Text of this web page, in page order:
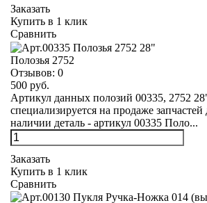
Заказать
Купить в 1 клик
Сравнить
Полозья 2752
Отзывов: 0
500 руб.
Артикул данных полозий 00335, 2752
специализируется на продаже
наличии деталь - артикул 00335 Поло...
Заказать
Купить в 1 клик
Сравнить